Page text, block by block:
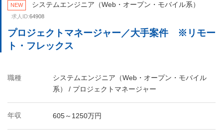
NEW システムエンジニア（Web・オープン・モバイル系）
求人ID:64908
プロジェクトマネージャー／大手案件 ※リモー
ト・フレックス
職種
システムエンジニア（Web・オープン・モバイル
系） / プロジェクトマネージャー
年収 605～1250万円